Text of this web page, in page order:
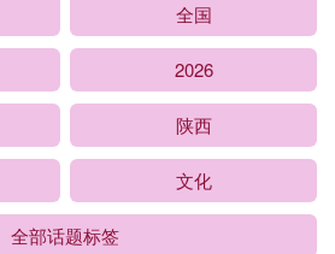
全国
2026
陕西
文化
全部话题标签